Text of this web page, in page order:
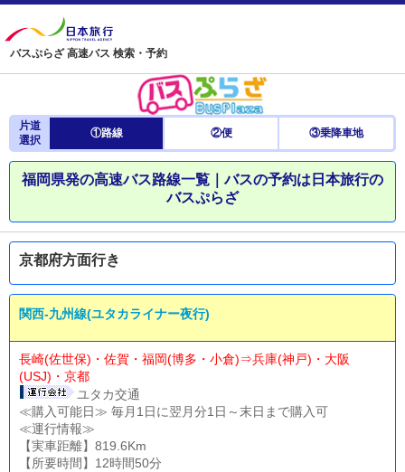
バスぷらざ 高速バス 検索・予約
片道
選択
①路線 ②便 ③乗降車地
福岡県発の高速バス路線一覧｜バスの予約は日本旅行の
バスぷらざ
京都府方面行き
関西-九州線(ユタカライナー夜行)
長崎(佐世保)・佐賀・福岡(博多・小倉)⇒兵庫(神戸)・大阪
(USJ)・京都
ユタカ交通
≪購入可能日≫ 毎月1日に翌月分1日～末日まで購入可
≪運行情報≫
【実車距離】819.6Km
【所要時間】12時間50分